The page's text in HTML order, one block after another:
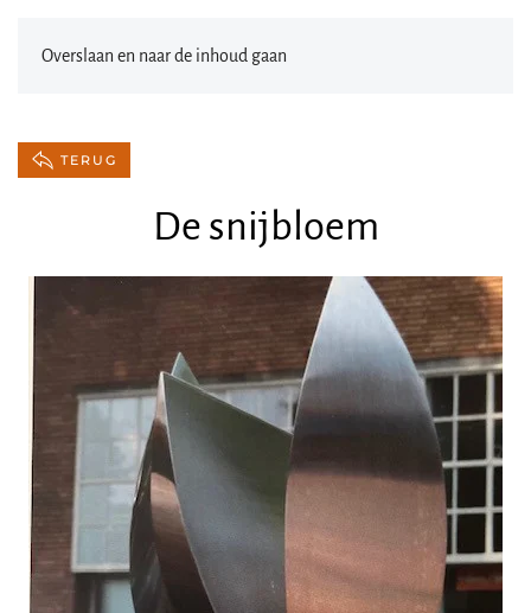
Overslaan en naar de inhoud gaan
TERUG
De snijbloem